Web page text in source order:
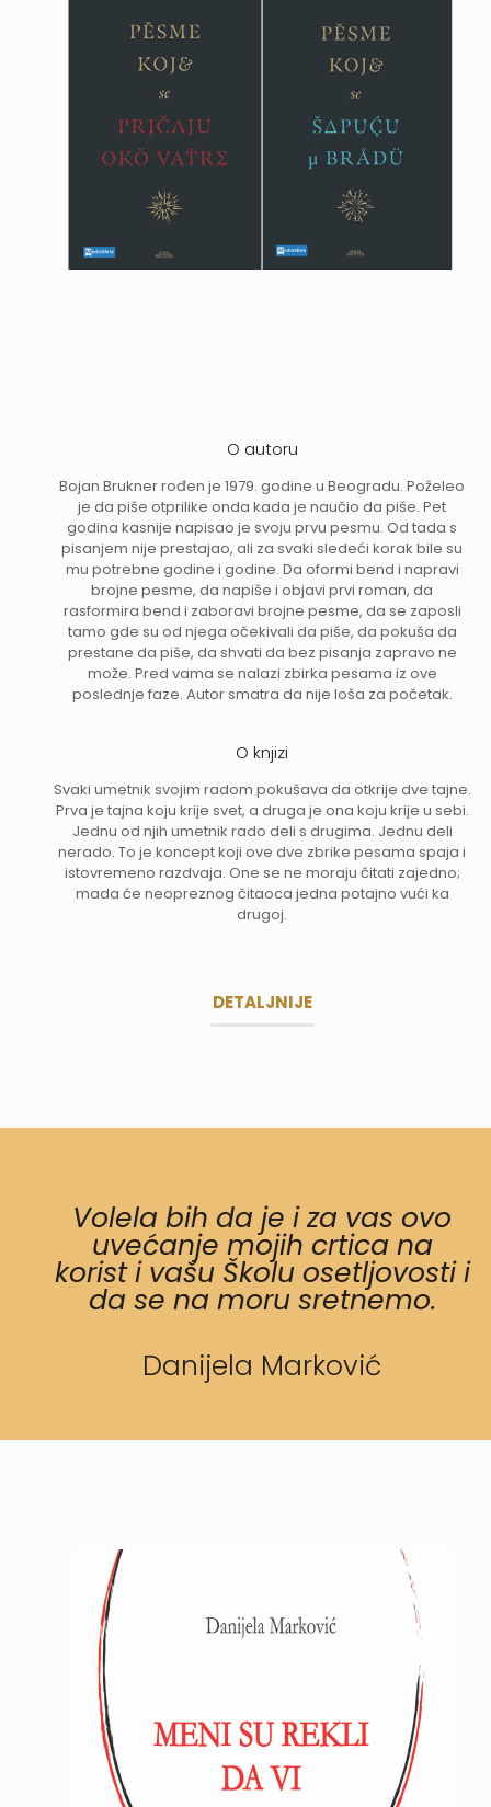
O autoru
Bojan Brukner rođen je 1979. godine u Beogradu. Poželeo
je da piše otprilike onda kada je naučio da piše. Pet
godina kasnije napisao je svoju prvu pesmu. Od tada s
pisanjem nije prestajao, ali za svaki sledeći korak bile su
mu potrebne godine i godine. Da oformi bend i napravi
brojne pesme, da napiše i objavi prvi roman, da
rasformira bend i zaboravi brojne pesme, da se zaposli
tamo gde su od njega očekivali da piše, da pokuša da
prestane da piše, da shvati da bez pisanja zapravo ne
može. Pred vama se nalazi zbirka pesama iz ove
poslednje faze. Autor smatra da nije loša za početak.
O knjizi
Svaki umetnik svojim radom pokušava da otkrije dve tajne.
Prva je tajna koju krije svet, a druga je ona koju krije u sebi.
Jednu od njih umetnik rado deli s drugima. Jednu deli
nerado. To je koncept koji ove dve zbrike pesama spaja i
istovremeno razdvaja. One se ne moraju čitati zajedno;
mada će neopreznog čitaoca jedna potajno vući ka
drugoj.
DETALJNIJE
Volela bih da je i za vas ovo
uvećanje mojih crtica na
korist i vašu Školu osetljovosti i
da se na moru sretnemo.
Danijela Marković